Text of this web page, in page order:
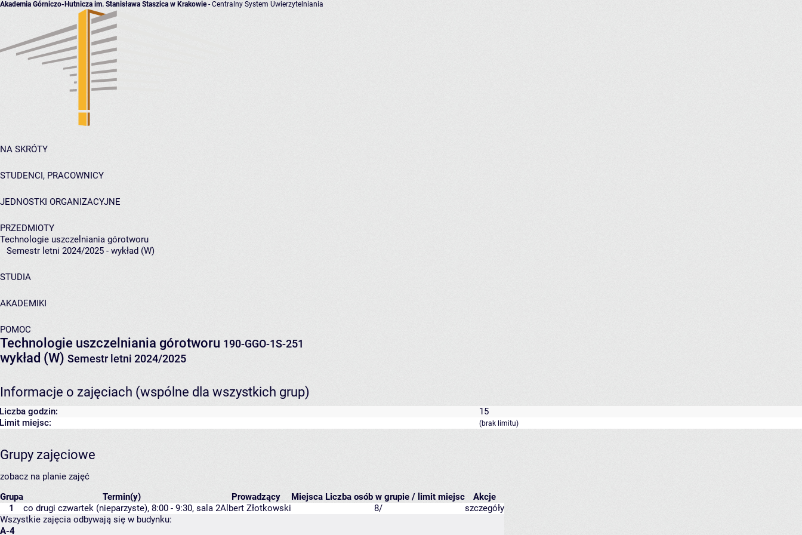
Akademia Górniczo-Hutnicza im. Stanisława Staszica w Krakowie- Centralny System Uwierzytelniania
NA SKRÓTY
STUDENCI, PRACOWNICY
JEDNOSTKI ORGANIZACYJNE
PRZEDMIOTY
Technologie uszczelniania górotworu
Semestr letni 2024/2025 - wykład (W)
STUDIA
AKADEMIKI
POMOC
Technologie uszczelniania górotworu 190-GGO-1S-251
wykład (W) Semestr letni 2024/2025
Informacje o zajęciach (wspólne dla wszystkich grup)
Liczba godzin:
15
Limit miejsc:
(brak limitu)
Grupy zajęciowe
zobacz na planie zajęć
Grupa
Termin(y) Prowadzący Miejsca Liczba osób w grupie / limit miejsc
Akcje
1
co drugi czwartek (nieparzyste), 8:00 - 9:30, sala 2Albert Złotkowski 8/
szczegóły
Wszystkie zajęcia odbywają się w budynku:
A-4